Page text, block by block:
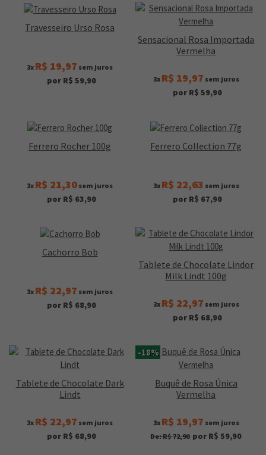
Travesseiro Urso Rosa
3x R$ 19,97 sem juros
por R$ 59,90
Sensacional Rosa Importada
Vermelha
3x R$ 19,97 sem juros
por R$ 59,90
Ferrero Rocher 100g
3x R$ 21,30 sem juros
por R$ 63,90
Ferrero Collection 77g
3x R$ 22,63 sem juros
por R$ 67,90
Cachorro Bob
3x R$ 22,97 sem juros
por R$ 68,90
Tablete de Chocolate Lindor
Milk Lindt 100g
3x R$ 22,97 sem juros
por R$ 68,90
Tablete de Chocolate Dark
Lindt
3x R$ 22,97 sem juros
por R$ 68,90
-18%
Buquê de Rosa Única
Vermelha
3x R$ 19,97 sem juros
De: R$ 72,90 por R$ 59,90